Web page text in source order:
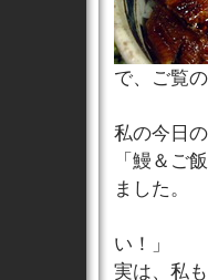
で、ご覧
私の今日
「鰻＆ご
ました。
「ど
い！」
実は、私